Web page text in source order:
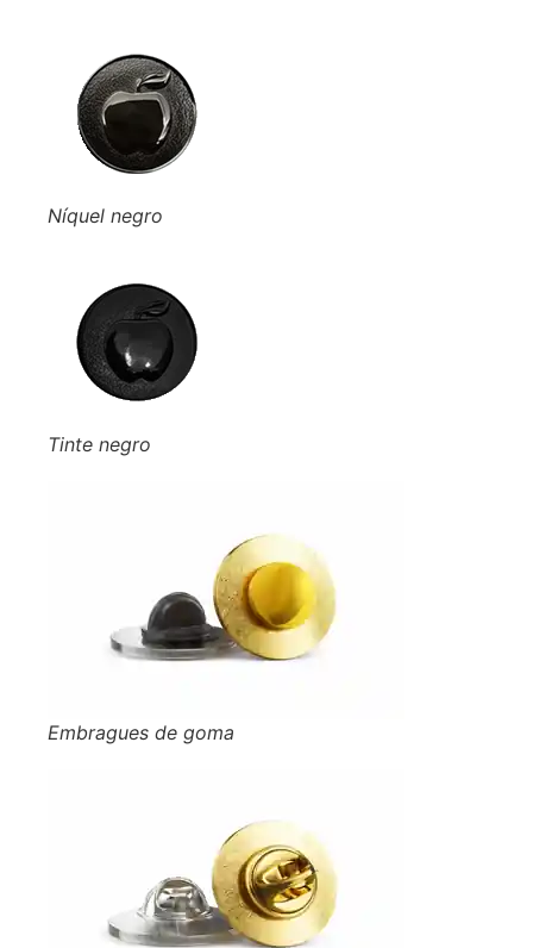
Níquel negro
Tinte negro
Embragues de goma